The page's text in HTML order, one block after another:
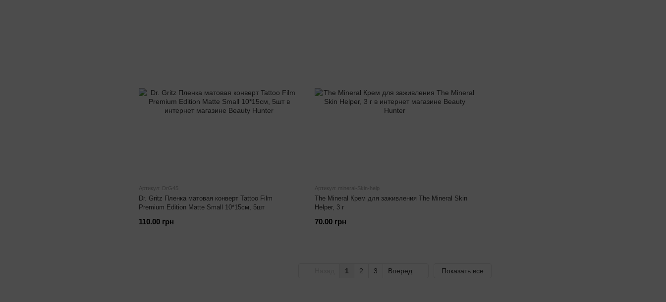
Артикул: DrG45
Dr. Gritz Пленка матовая конверт Tattoo Film
Premium Edition Matte Small 10*15см, 5шт
110.00 грн
Артикул: mineral-Skin-help
The Mineral Крем для заживления The Mineral Skin
Helper, 3 г
70.00 грн
1 2 3 Вперед Показать все